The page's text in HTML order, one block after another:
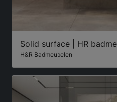
Solid surface | HR
H&R Badmeubelen